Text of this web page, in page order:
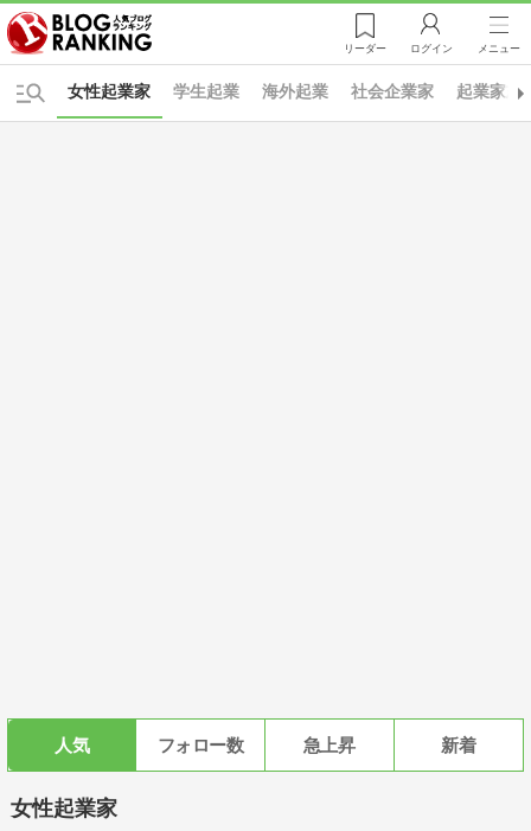
リーダー ログイン メニュー
女性起業家 学生起業 海外起業 社会企業家 起業家志
人気 フォロー数 急上昇 新着
女性起業家